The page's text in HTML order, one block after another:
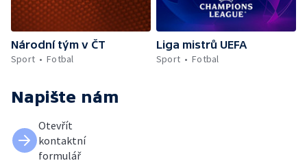
Národní tým v ČT
Sport
Fotbal
Liga mistrů UEFA
Sport
Fotbal
Napište nám
Otevřít
kontaktní
formulář